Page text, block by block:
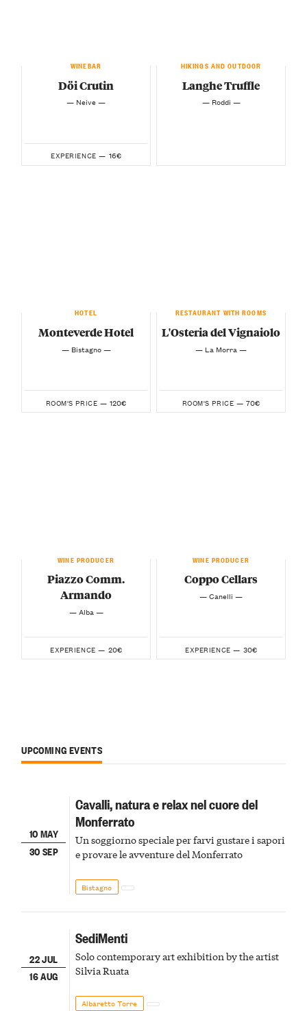
WINEBAR
Döi Crutin
— Neive —
EXPERIENCE — 16€
HIKINGS AND OUTDOOR
Langhe Truffle
— Roddi —
HOTEL
Monteverde Hotel
— Bistagno —
ROOM'S PRICE — 120€
RESTAURANT WITH ROOMS
L'Osteria del Vignaiolo
— La Morra —
ROOM'S PRICE — 70€
WINE PRODUCER
Piazzo Comm.
Armando
— Alba —
EXPERIENCE — 20€
WINE PRODUCER
Coppo Cellars
— Canelli —
EXPERIENCE — 30€
UPCOMING EVENTS
10 MAY
30 SEP
Cavalli, natura e relax nel cuore del
Monferrato
Un soggiorno speciale per farvi gustare i sapori
e provare le avventure del Monferrato
Bistagno
22 JUL
16 AUG
SediMenti
Solo contemporary art exhibition by the artist
Silvia Ruata
Albaretto Torre